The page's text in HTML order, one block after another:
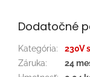
Dodatočné
Kategória:
230V
Záruka:
24